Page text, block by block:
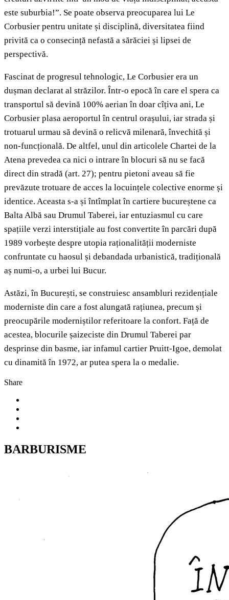
este suburbia!”. Se poate observa preocuparea lui Le
Corbusier pentru unitate și disciplină, diversitatea fiind
privită ca o consecință nefastă a sărăciei și lipsei de
perspectivă.
Fascinat de progresul tehnologic, Le Corbusier era un
dușman declarat al străzilor. Într-o epocă în care el spera ca
transportul să devină 100% aerian în doar cîțiva ani, Le
Corbusier plasa aeroportul în centrul orașului, iar strada și
trotuarul urmau să devină o relicvă milenară, învechită și
non-funcțională. De altfel, unul din articolele Chartei de la
Atena prevedea ca nici o intrare în blocuri să nu se facă
direct din stradă (art. 27); pentru pietoni aveau să fie
prevăzute trotuare de acces la locuințele colective enorme și
identice. Aceasta s-a și întîmplat în cartiere bucureștene ca
Balta Albă sau Drumul Taberei, iar entuziasmul cu care
spațiile verzi interstițiale au fost convertite în parcări după
1989 vorbește despre utopia raționalității moderniste
confruntate cu haosul și debandada urbanistică, tradițională
aș numi-o, a urbei lui Bucur.
Astăzi, în București, se construiesc ansambluri rezidențiale
moderniste din care a fost alungată rațiunea, precum și
preocupările moderniștilor referitoare la confort. Față de
acestea, blocurile șaizeciste din Drumul Taberei par
desprinse din basme, iar infamul cartier Pruitt-Igoe, demolat
cu dinamită în 1972, ar putea spera la o medalie.
Share
BARBURISME